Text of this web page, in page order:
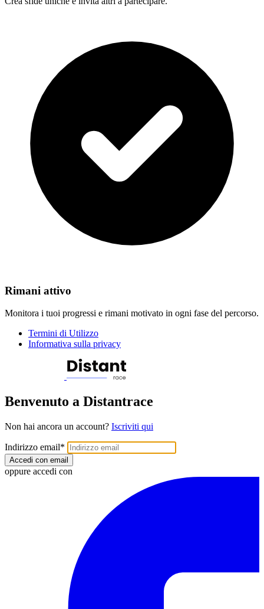
Rimani attivo
Monitora i tuoi progressi e rimani motivato in ogni fase del percorso.
Termini di Utilizzo
Informativa sulla privacy
Benvenuto a Distantrace
Non hai ancora un account? Iscriviti qui
Indirizzo email*
Accedi con email
oppure accedi con